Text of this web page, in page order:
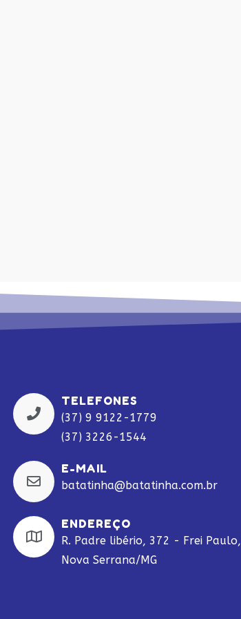
TELEFONES
(37) 9 9122-1779
(37) 3226-1544
E-MAIL
batatinha@batatinha.com.br
ENDEREÇO
R. Padre libério, 372 - Frei Paulo,
Nova Serrana/MG